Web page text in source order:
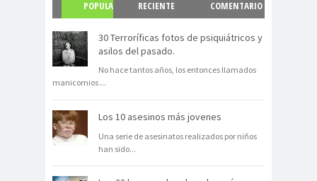
POPULA
R
RECIENTE
COMENTARIO
30 Terroríficas fotos de psiquiátricos y
asilos del pasado.
No hace tantos años, los entonces llamados
manicomios ...
Los 10 asesinos más jovenes
Una serie de asesinatos realizados por niños
han sido...